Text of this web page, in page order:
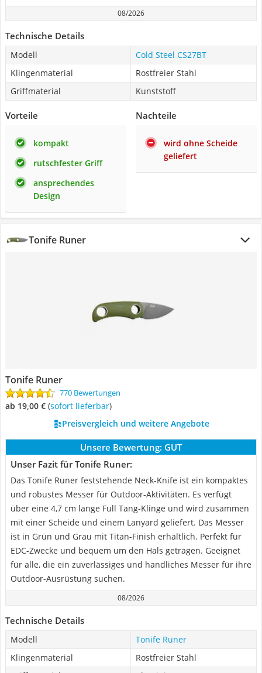
08/2026
Technische Details
Modell
Cold Steel CS27BT
Klingenmaterial
Rostfreier Stahl
Griffmaterial
Kunststoff
Vorteile
kompakt
rutschfester Griff
ansprechendes
Design
Nachteile
wird ohne Scheide
geliefert
Tonife Runer
Tonife Runer
770 Bewertungen
ab 19,00 € ( Sofort lieferbar)
Preisvergleich und weitere Angebote
Unsere Bewertung: GUT
Unser Fazit für Tonife Runer:
Das Tonife Runer feststehende Neck-Knife ist ein kompaktes
und robustes Messer für Outdoor-Aktivitäten. Es verfügt
über eine 4,7 cm lange Full Tang-Klinge und wird zusammen
mit einer Scheide und einem Lanyard geliefert. Das Messer
ist in Grün und Grau mit Titan-Finish erhältlich. Perfekt für
EDC-Zwecke und bequem um den Hals getragen. Geeignet
für alle, die ein zuverlässiges und handliches Messer für ihre
Outdoor-Ausrüstung suchen.
08/2026
Technische Details
Modell
Tonife Runer
Klingenmaterial
Rostfreier Stahl